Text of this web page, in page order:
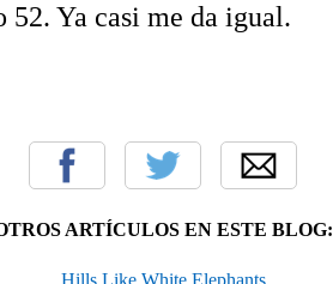
Ya casi me da igual.
ARTÍCULOS EN ESTE BLOG: